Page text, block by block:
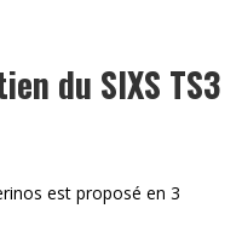
du SIXS TS3
est proposé en 3